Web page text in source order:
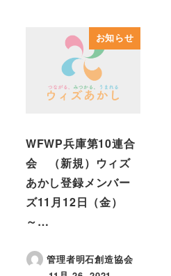
お知らせ
WFWP兵庫第10連合
会 （新規）ウィズ
あかし登録メンバー
ズ11月12日（金）
～…
管理者明石創造協会